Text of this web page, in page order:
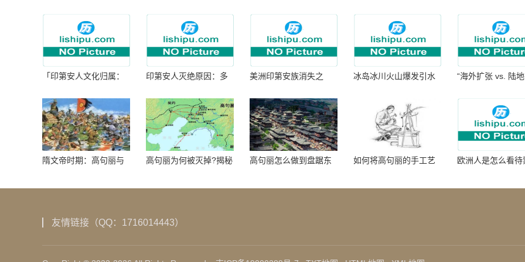
「印第安人文化归属：
印第安人灭绝原因：多
美洲印第安族消失之
冰岛冰川火山爆发引水
“海外扩张 vs. 陆
隋文帝时期：高句丽与
高句丽为何被灭掉?揭秘
秘！
高句丽怎么做到盘踞东
如何将高句丽的手工艺
欧洲人是怎么看待
友情链接（QQ：1716014443）